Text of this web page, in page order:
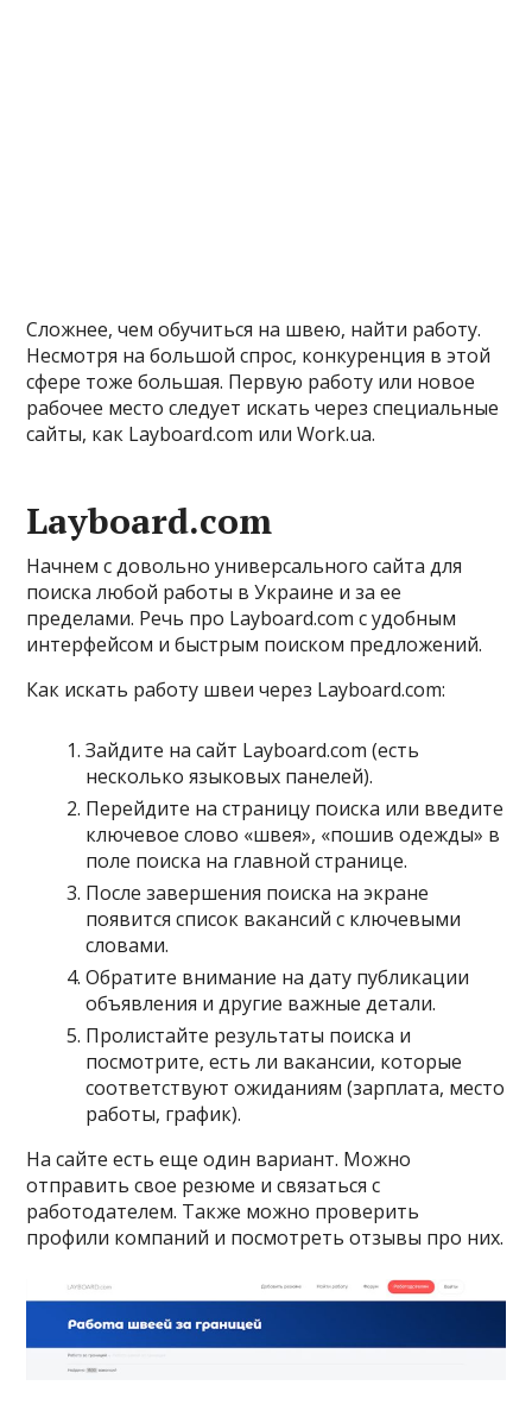
Сложнее, чем обучиться на швею, найти работу.
Несмотря на большой спрос, конкуренция в этой
сфере тоже большая. Первую работу или новое
рабочее место следует искать через специальные
сайты, как Layboard.com или Work.ua.
Layboard.com
Начнем с довольно универсального сайта для
поиска любой работы в Украине и за ее
пределами. Речь про Layboard.com с удобным
интерфейсом и быстрым поиском предложений.
Как искать работу швеи через Layboard.com:
Зайдите на сайт Layboard.com (есть
несколько языковых панелей).
Перейдите на страницу поиска или введите
ключевое слово «швея», «пошив одежды» в
поле поиска на главной странице.
После завершения поиска на экране
появится список вакансий с ключевыми
словами.
Обратите внимание на дату публикации
объявления и другие важные детали.
Пролистайте результаты поиска и
посмотрите, есть ли вакансии, которые
соответствуют ожиданиям (зарплата, место
работы, график).
На сайте есть еще один вариант. Можно
отправить свое резюме и связаться с
работодателем. Также можно проверить
профили компаний и посмотреть отзывы про них.